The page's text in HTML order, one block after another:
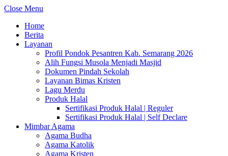
Close Menu
Home
Berita
Layanan
Profil Pondok Pesantren Kab. Semarang 2026
Alih Fungsi Musola Menjadi Masjid
Dokumen Pindah Sekolah
Layanan Bimas Kristen
Lagu Merdu
Produk Halal
Sertifikasi Produk Halal | Reguler
Sertifikasi Produk Halal | Self Declare
Mimbar Agama
Agama Budha
Agama Katolik
Agama Kristen